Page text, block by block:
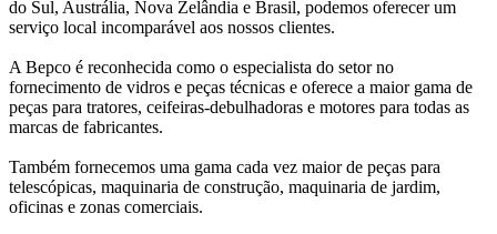
do Sul, Austrália, Nova Zelândia e Brasil, podemos oferecer um
serviço local incomparável aos nossos clientes.
A Bepco é reconhecida como o especialista do setor no
fornecimento de vidros e peças técnicas e oferece a maior gama de
peças para tratores, ceifeiras-debulhadoras e motores para todas as
marcas de fabricantes.
Também fornecemos uma gama cada vez maior de peças para
telescópicas, maquinaria de construção, maquinaria de jardim,
oficinas e zonas comerciais.